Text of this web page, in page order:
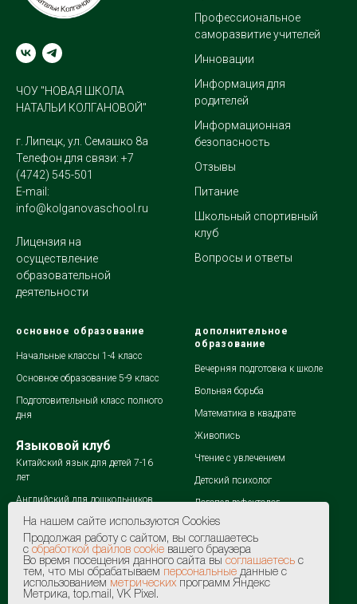
На нашем сайте используются Cookies
Продолжая работу с сайтом, вы соглашаетесь
с обработкой файлов cookie вашего браузера
Во время посещения данного сайта вы соглашаетесь с
тем, что мы обрабатываем персональные данные с
использованием метрических программ Яндекс
Метрика, top.mail, VK Pixel.
ЧОУ "НОВАЯ ШКОЛА
НАТАЛЬИ КОЛГАНОВОЙ"
г. Липецк, ул. Семашко 8а
Телефон для связи: +7
(4742) 545-501
E-mail:
info@kolganovaschool.ru
Лицензия на
осуществление
образовательной
деятельности
Профессиональное
саморазвитие учителей
Инновации
Информация для
родителей
Информационная
безопасность
Отзывы
Питание
Школьный спортивный
клуб
Вопросы и ответы
основное образование
Начальные классы 1-4 класс
Основное образование 5-9 класс
Подготовительный класс полного
дня
Языковой клуб
Китайский язык для детей 7-16
лет
Английский для дошкольников
Английский для школьников 1-4
класса
Английский для школьников 5-7
класса
Английский для школьников 8-9
дополнительное
образование
Вечерняя подготовка к школе
Вольная борьба
Математика в квадрате
Живопись
Чтение с увлечением
Детский психолог
Логопед-дефектолог
Летний лагерь
Мате плюс